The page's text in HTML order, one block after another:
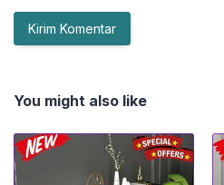
You might also like